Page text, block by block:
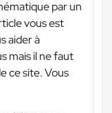
par un
vous est
aider à
mais il ne faut
ce site. Vous